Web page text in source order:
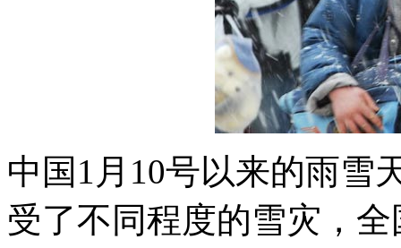
中国1月10号以来的雨雪
受了不同程度的雪灾，